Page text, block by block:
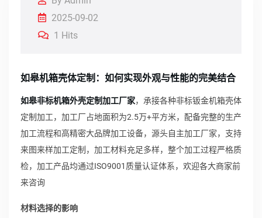
2025-09-02
1 Hits
如皋机箱壳体定制：如何实现外观与性能的完美结合
如皋非标机箱外壳定制加工厂家，承接各种非标钣金机箱壳体
定制加工，加工厂占地面积为2.5万+平方米，配备完整的生产
加工流程和高精密大品牌加工设备，源头自主加工厂家，支持
来图来样加工定制，加工材料充足多样，整个加工过程严格质
检，加工产品均通过ISO9001质量认证体系，欢迎各大商家前
来咨询
材料选择的影响